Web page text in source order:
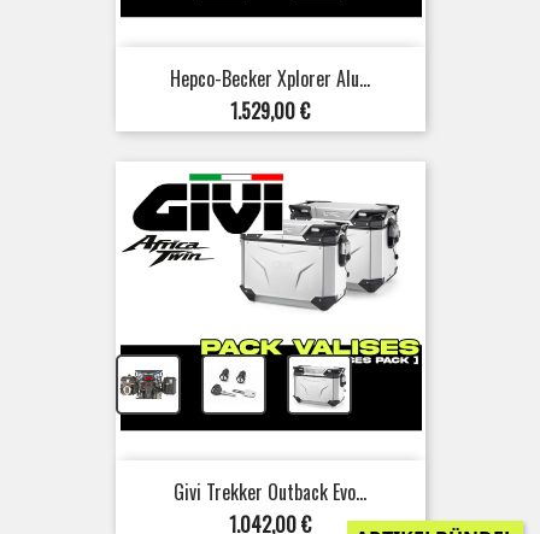
Hepco-Becker Xplorer Alu...
Preis
1.529,00 €
Givi Trekker Outback Evo...
Preis
1.042,00 €